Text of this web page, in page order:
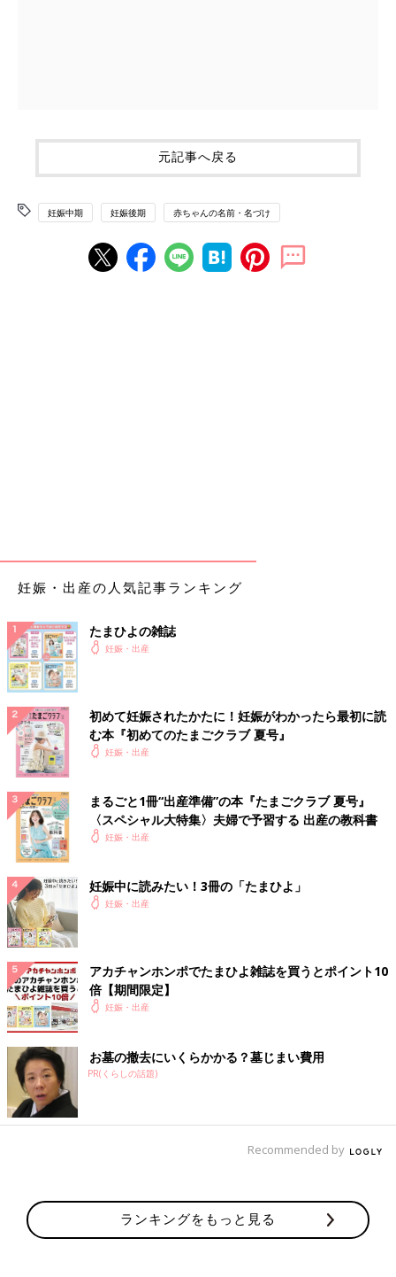
元記事へ戻る
妊娠中期 妊娠後期 赤ちゃんの名前・名づけ
妊娠・出産の人気記事ランキング
たまひよの雑誌
妊娠・出産
初めて妊娠されたかたに！妊娠がわかったら最初に読
む本『初めてのたまごクラブ 夏号』
妊娠・出産
まるごと1冊“出産準備”の本『たまごクラブ 夏号』
〈スペシャル大特集〉夫婦で予習する 出産の教科書
妊娠・出産
妊娠中に読みたい！3冊の「たまひよ」
妊娠・出産
アカチャンホンポでたまひよ雑誌を買うとポイント10
倍【期間限定】
妊娠・出産
お墓の撤去にいくらかかる？墓じまい費用
PR(くらしの話題)
Recommended by
ランキングをもっと見る